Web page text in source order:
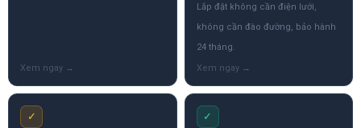
Lắp đặt không cần điện lưới,
không cần đào đường, bảo hành
24 tháng.
✓ ✓